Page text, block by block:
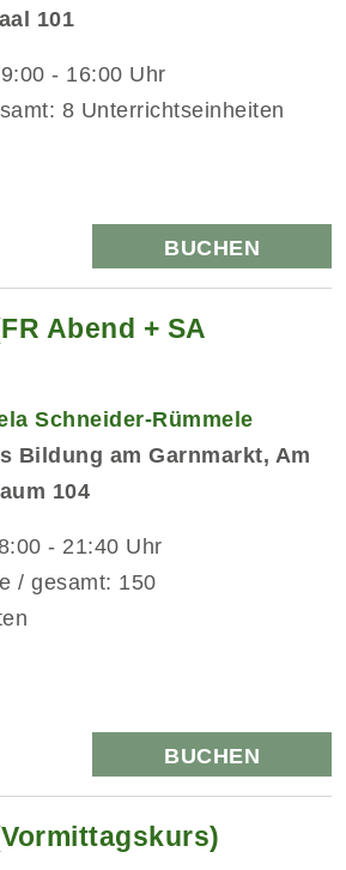
101
- 16:00 Uhr
8 Unterrichtseinheiten
BUCHEN
Abend + SA
Schneider-Rümmele
Bildung am Garnmarkt, Am
104
- 21:40 Uhr
/ gesamt: 150
BUCHEN